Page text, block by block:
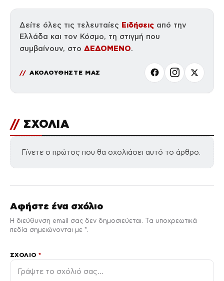
Δείτε όλες τις τελευταίες Ειδήσεις από την
Ελλάδα και τον Κόσμο, τη στιγμή που
συμβαίνουν, στο ΔΕΔΟΜΕΝΟ.
ΑΚΟΛΟΥΘΗΣΤΕ ΜΑΣ
// ΣΧΟΛΙΑ
Γίνετε ο πρώτος που θα σχολιάσει αυτό το άρθρο.
Αφήστε ένα σχόλιο
Η διεύθυνση email σας δεν δημοσιεύεται. Τα υποχρεωτικά
πεδία σημειώνονται με *.
ΣΧΌΛΙΟ*